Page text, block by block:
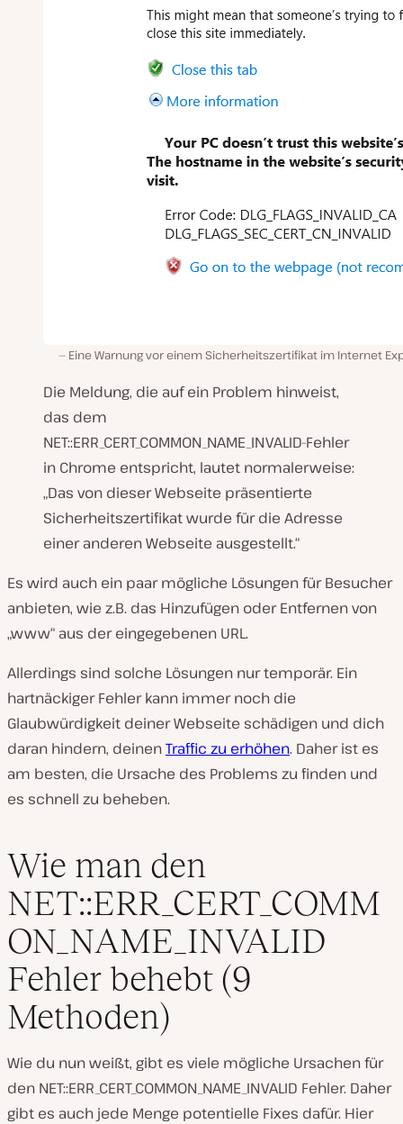
Eine Warnung vor einem Sicherheitszertifikat im Internet
Die Meldung, die auf ein Problem hinweist,
das dem
NET::ERR_CERT_COMMON_NAME_INVALID-Fehler
in Chrome entspricht, lautet normalerweise:
„Das von dieser Webseite präsentierte
Sicherheitszertifikat wurde für die Adresse
einer anderen Webseite ausgestellt.“
Es wird auch ein paar mögliche Lösungen für Besucher
anbieten, wie z.B. das Hinzufügen oder Entfernen von
„www“ aus der eingegebenen URL.
Allerdings sind solche Lösungen nur temporär. Ein
hartnäckiger Fehler kann immer noch die
Glaubwürdigkeit deiner Webseite schädigen und dich
daran hindern, deinenTraffic zu erhöhen. Daher ist es
am besten, die Ursache des Problems zu finden und
es schnell zu beheben.
Wie man den
NET::ERR_CERT_COMM
ON_NAME_INVALID
Fehler behebt (9
Methoden)
Wie du nun weißt, gibt es viele mögliche Ursachen für
den NET::ERR_CERT_COMMON_NAME_INVALID Fehler. Daher
gibt es auch jede Menge potentielle Fixes dafür. Hier